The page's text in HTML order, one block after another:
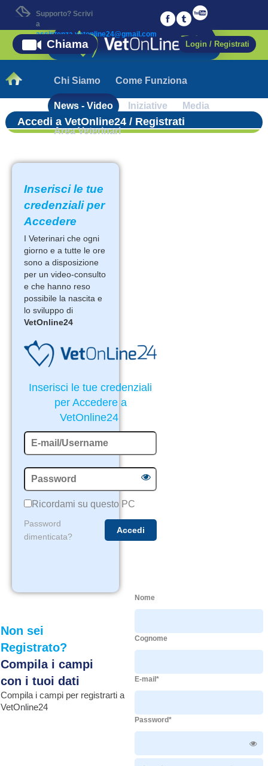
Supporto? Scrivi
a
assistenza.vetonline24@gmail.com
Chi Siamo Come Funziona
News - Video Iniziative Media
Area Veterinari
Login / Registrati
Chiama
Accedi a VetOnline24 / Registrati
Inserisci le tue
credenziali per
Accedere
I Veterinari che ogni
giorno e a tutte le ore
sono a disposizione
per un video-consulto
e che hanno reso
possibile la nascita e
lo sviluppo di
VetOnline24
Inserisci le tue credenziali
per Accedere a
VetOnline24
Ricordami su questo PC
Password
dimenticata?
Non sei
Registrato?
Compila i campi
con i tuoi dati
Compila i campi per registrarti a
VetOnline24
Nome
Cognome
E-mail*
Password*